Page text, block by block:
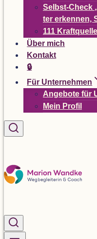
Selbst-Check
ter erken­nen,
111
Über mich
Kon­takt
🔒
Für Unter­neh­men
Ange­bote für
Mein Pro­fil